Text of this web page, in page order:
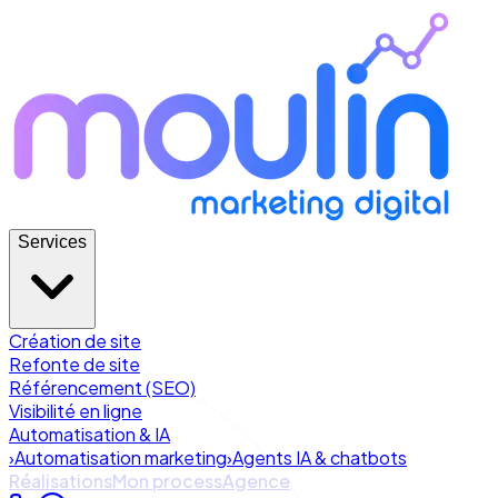
Services
Création de site
Refonte de site
Référencement (SEO)
Visibilité en ligne
Automatisation & IA
›Automatisation marketing›Agents IA & chatbots
RéalisationsMon processAgence